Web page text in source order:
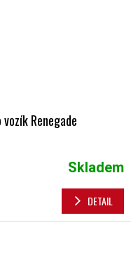
Renegade
Skladem
DETAIL